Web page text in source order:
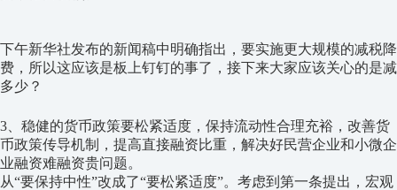
下午新华社发布的新闻稿中明确指出，要实施更大规模的减税降
费，所以这应该是板上钉钉的事了，接下来大家应该关心的是减
多少？
3、稳健的货币政策要松紧适度，保持流动性合理充裕，改善货
币政策传导机制，提高直接融资比重，解决好民营企业和小微企
业融资难融资贵问题。
从“要保持中性”改成了“要松紧适度”。考虑到第一条提出，宏观